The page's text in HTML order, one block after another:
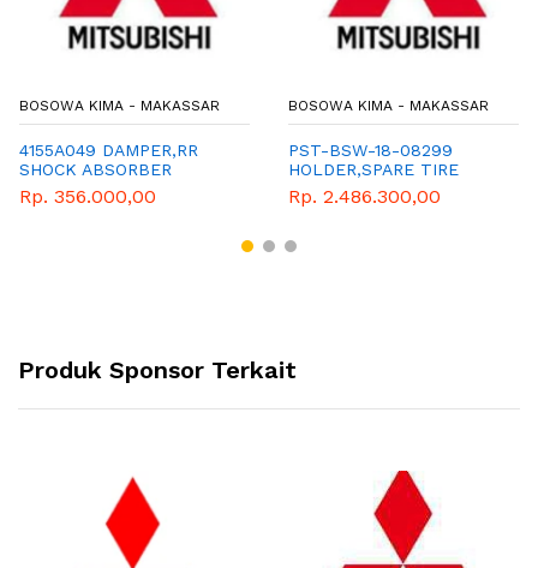
BOSOWA KIMA - MAKASSAR
4155A049 DAMPER,RR
SHOCK ABSORBER
Rp. 356.000,00
BOSOWA KIMA - MAKASSAR
PST-BSW-18-08299
HOLDER,SPARE TIRE
CARRIER HAND
Rp. 2.486.300,00
Produk Sponsor Terkait